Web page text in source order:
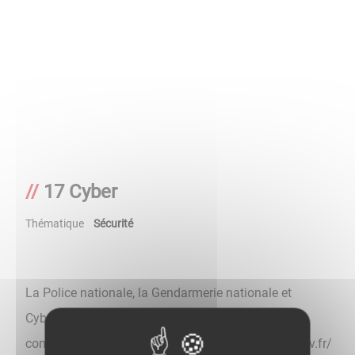
17 Cyber
Thématique Sécurité
La Police nationale, la Gendarmerie nationale et
Cybermalveillance.gouv.fr s’associent et lancent
conjointement le site 17Cyber : https://17cyber.gouv.fr/